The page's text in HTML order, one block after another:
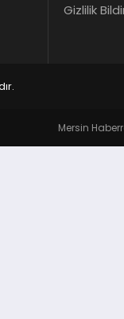
Gizlilik
Mersin Haber